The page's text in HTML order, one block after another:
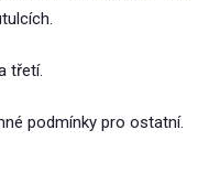
třetí.
podmínky pro ostatní.